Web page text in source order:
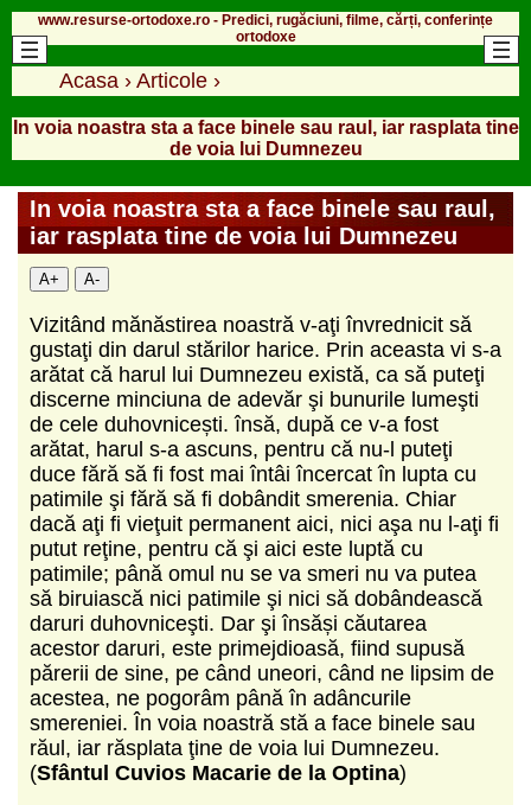
www.resurse-ortodoxe.ro - Predici, rugăciuni, filme, cărți, conferințe
ortodoxe
Acasa › Articole ›
In voia noastra sta a face binele sau raul, iar rasplata tine
de voia lui Dumnezeu
In voia noastra sta a face binele sau raul,
iar rasplata tine de voia lui Dumnezeu
A+ A-
Vizitând mănăstirea noastră v-aţi învrednicit să
gustaţi din darul stărilor harice. Prin aceasta vi s-a
arătat că harul lui Dumnezeu există, ca să puteţi
discerne minciuna de adevăr şi bunurile lumeşti
de cele duhovnicești. însă, după ce v-a fost
arătat, harul s-a ascuns, pentru că nu-l puteţi
duce fără să fi fost mai întâi încercat în lupta cu
patimile şi fără să fi dobândit smerenia. Chiar
dacă aţi fi vieţuit permanent aici, nici aşa nu l-aţi fi
putut reţine, pentru că şi aici este luptă cu
patimile; până omul nu se va smeri nu va putea
să biruiască nici patimile şi nici să dobândească
daruri duhovniceşti. Dar şi însăși căutarea
acestor daruri, este primejdioasă, fiind supusă
părerii de sine, pe când uneori, când ne lipsim de
acestea, ne pogorâm până în adâncurile
smereniei. În voia noastră stă a face binele sau
răul, iar răsplata ţine de voia lui Dumnezeu.
(Sfântul Cuvios Macarie de la Optina)